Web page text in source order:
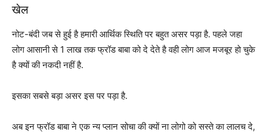
खेल
नोट-बंदी जब से हुई है हमारी आर्थिक स्थिति पर बहुत असर पड़ा है. पहले जहा
लोग आसानी से 1 लाख तक फ्रॉड बाबा को दे देते है वही लोग आज मजबूर हो चुके
है क्यों की नकदी नहीं है.
इसका सबसे बड़ा असर इस पर पड़ा है.
अब इन फ्रॉड बाबा ने एक न्य प्लान सोचा की क्यों ना लोगो को सस्ते का लालच दे,